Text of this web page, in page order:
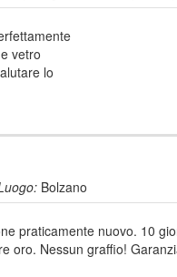
vetro
lo
Bolzano
praticamente nuovo. 10
oro. Nessun graffio!